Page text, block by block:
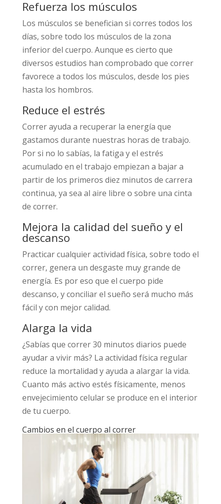
Refuerza los músculos
Los músculos se benefician si corres todos los
días, sobre todo los músculos de la zona
inferior del cuerpo. Aunque es cierto que
diversos estudios han comprobado que correr
favorece a todos los músculos, desde los pies
hasta los hombros.
Reduce el estrés
Correr ayuda a recuperar la energía que
gastamos durante nuestras horas de trabajo.
Por si no lo sabías, la fatiga y el estrés
acumulado en el trabajo empiezan a bajar a
partir de los primeros diez minutos de carrera
continua, ya sea al aire libre o sobre una cinta
de correr.
Mejora la calidad del sueño y el
descanso
Practicar cualquier actividad física, sobre todo el
correr, genera un desgaste muy grande de
energía. Es por eso que el cuerpo pide
descanso, y conciliar el sueño será mucho más
fácil y con mejor calidad.
Alarga la vida
¿Sabías que correr 30 minutos diarios puede
ayudar a vivir más? La actividad física regular
reduce la mortalidad y ayuda a alargar la vida.
Cuanto más activo estés físicamente, menos
envejecimiento celular se produce en el interior
de tu cuerpo.
Cambios en el cuerpo al correr